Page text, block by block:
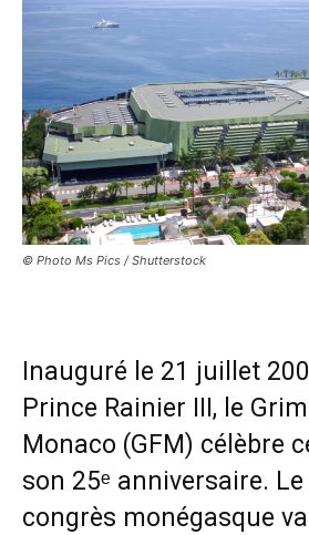
© Photo Ms Pics / Shutterstock
Inauguré le 21 juillet
Prince Rainier III, le
Monaco (GFM) célèbre
son 25ᵉ anniversaire.
congrès monégasque